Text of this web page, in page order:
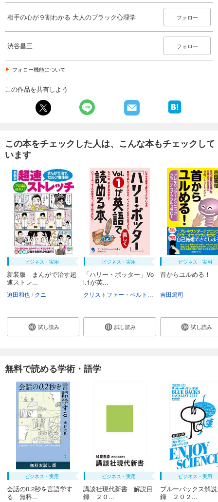
相手の心が９割わかる 大人のブラック心理学 フォロー
渋谷昌三 フォロー
フォロー機能について
この作品を共有しよう
この本をチェックした人は、こんな本もチェックして
います
ビジネス・実用
新装版 まんがで治す超
速ストレ...
迫田和也 クニ
試し読み
ビジネス・実用
「ハリー・ポッター」Vo
l.1が英...
渡辺順子
試し読み
ビジネス・実用
首からユルめる！
吉田篤司
試し読み
無料で読める学術・語学
ビジネス・実用
会話の0.2秒を言語学す
る 無料...
ビジネス・実用
講談社現代新書 解説目
録 ２０...
ビジネス・実用
ブルーバックス解
録 ２０２...